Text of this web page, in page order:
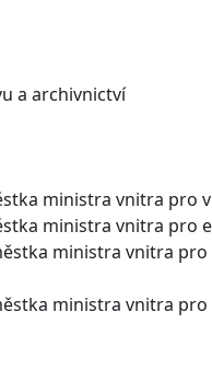
a archivnictví
ministra vnitra pro
ministra vnitra pro
ministra vnitra
ministra vnitra